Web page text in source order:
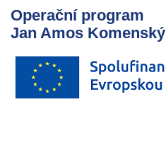
Operační program
Jan Amos Komenský